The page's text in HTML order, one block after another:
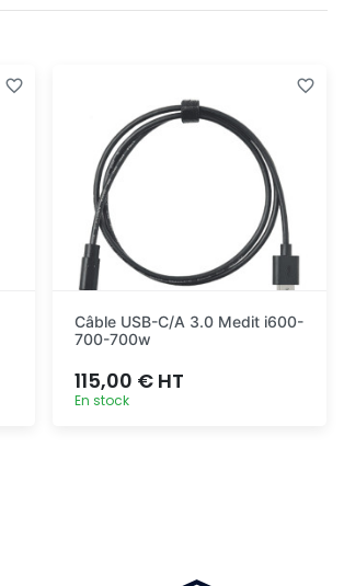
Câble USB-C/A 3.0 Medit i600-
700-700w
115,00 € HT
En stock